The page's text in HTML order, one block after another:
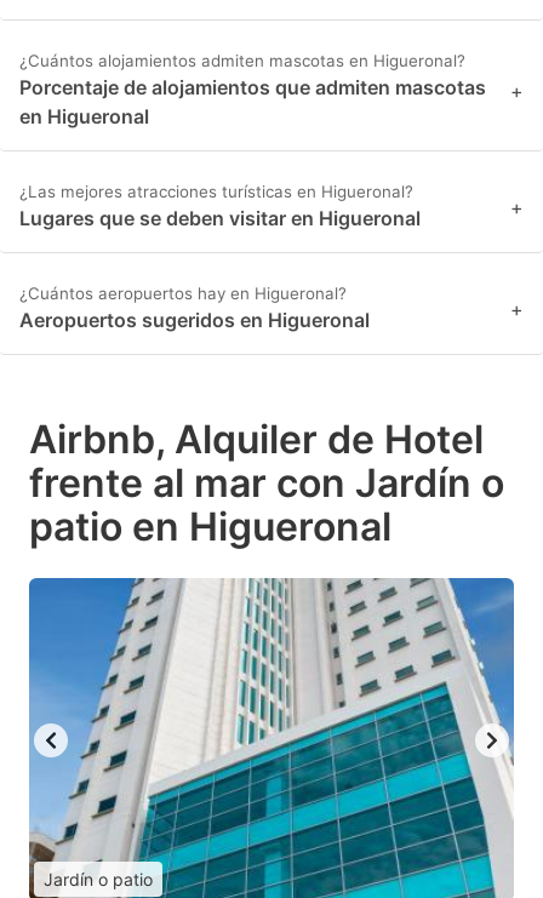
¿Cuántos alojamientos admiten mascotas en Higueronal?
Porcentaje de alojamientos que admiten mascotas
en Higueronal
+
¿Las mejores atracciones turísticas en Higueronal?
Lugares que se deben visitar en Higueronal +
¿Cuántos aeropuertos hay en Higueronal?
Aeropuertos sugeridos en Higueronal +
Airbnb, Alquiler de Hotel
frente al mar con Jardín o
patio en Higueronal
Jardín o patio